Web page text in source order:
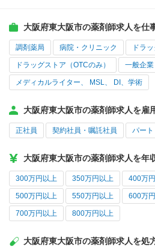
大阪府東大阪市の薬剤師求人を仕
調剤薬局 病院・クリニック ドラ
ドラッグストア（OTCのみ） 一般企業
メディカルライター、 MSL、 DI、学術
大阪府東大阪市の薬剤師求人を雇
正社員 契約社員・嘱託社員 パート
大阪府東大阪市の薬剤師求人を年
300万円以上 350万円以上 400万
500万円以上 550万円以上 600万
700万円以上 800万円以上
大阪府東大阪市の薬剤師求人を処